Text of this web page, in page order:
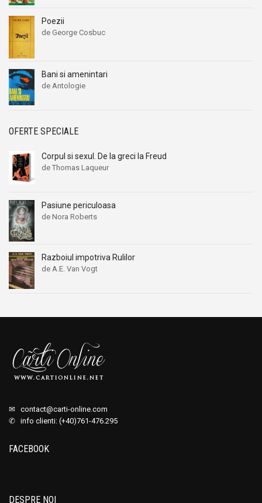
Poezii
de George Cosbuc
Bani si amenintari
de Antologie
OFERTE SPECIALE
Corpul si sexul. De la greci la Freud
de Thomas Laqueur
Pasiune periculoasa
de Nora Roberts
Razboiul impotriva Rulilor
de A.E. Van Vogt
✉ contact@carti-online.com
✆ info clienti: (+40)761-476.295
FACEBOOK
DESPRE NOI